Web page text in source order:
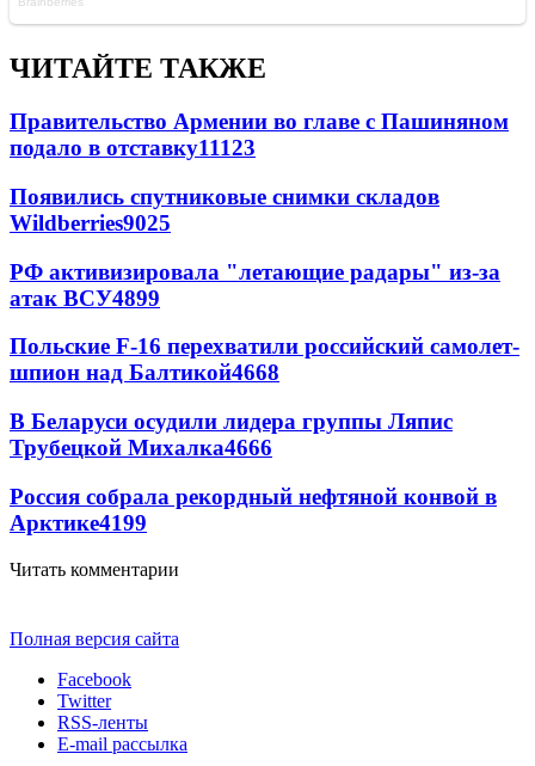
ЧИТАЙТЕ ТАКЖЕ
Правительство Армении во главе с Пашиняном
подало в отставку11123
Появились спутниковые снимки складов
Wildberries9025
РФ активизировала "летающие радары" из-за
атак ВСУ4899
Польские F-16 перехватили российский самолет-
шпион над Балтикой4668
В Беларуси осудили лидера группы Ляпис
Трубецкой Михалка4666
Россия собрала рекордный нефтяной конвой в
Арктике4199
Читать комментарии
Полная версия сайта
Facebook
Twitter
RSS-ленты
E-mail рассылка